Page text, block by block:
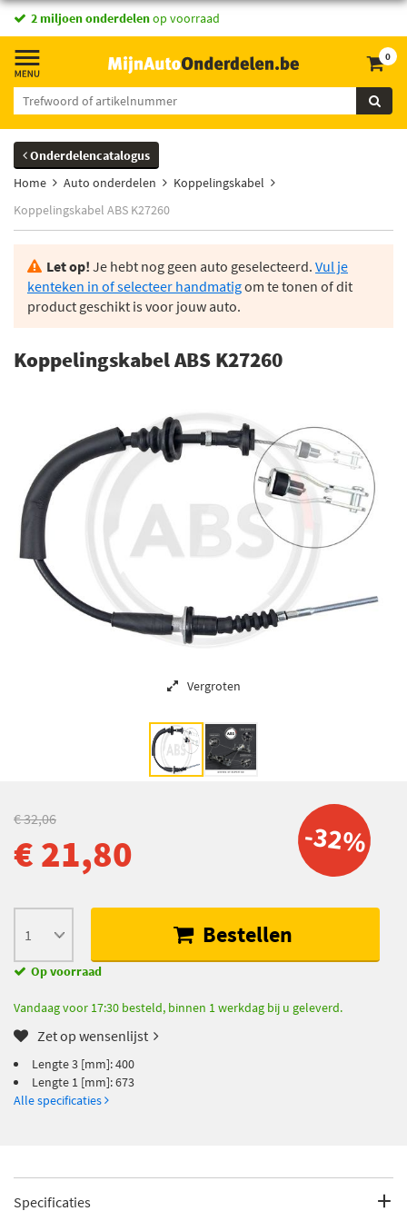
2 miljoen onderdelenop voorraad
0
Onderdelencatalogus
Home
Auto onderdelen
Koppelingskabel
Koppelingskabel ABS K27260
Let op! Je hebt nog geen auto geselecteerd. Vul je
kenteken in of selecteer handmatigom te tonen of dit
product geschikt is voor jouw auto.
Koppelingskabel ABS K27260
Vergroten
-32%
€ 32,06
€ 21,80
Bestellen
Op voorraad
Vandaag voor 17:30 besteld, binnen 1 werkdag bij u geleverd.
Zet op wensenlijst
Lengte 3 [mm]: 400
Lengte 1 [mm]: 673
Alle specificaties
Specificaties